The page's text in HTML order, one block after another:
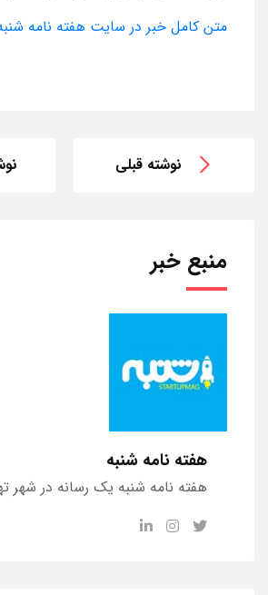
متن کامل خبر در سایت هفته نامه
نوشته قبلی
منبع خبر
هفته نامه شنبه
هفته نامه شنبه یک رسانه در شهر